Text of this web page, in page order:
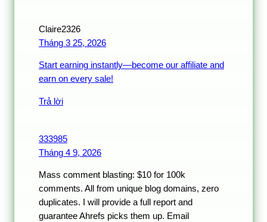
Claire2326
Tháng 3 25, 2026
Start earning instantly—become our affiliate and
earn on every sale!
Trả lời
333985
Tháng 4 9, 2026
Mass comment blasting: $10 for 100k
comments. All from unique blog domains, zero
duplicates. I will provide a full report and
guarantee Ahrefs picks them up. Email